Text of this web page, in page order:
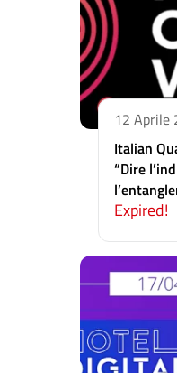
12 Aprile
Italian
“Dire
Expired!